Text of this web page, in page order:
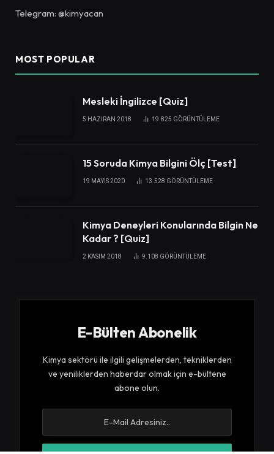
Telegram: @kimyacan
MOST POPULAR
Mesleki İngilizce [Quiz]
5 HAZIRAN 2018 19.825 GÖRÜNTÜLEME
15 Soruda Kimya Bilgini Ölç [Test]
19 MAYIS 2020 13.528 GÖRÜNTÜLEME
Kimya Deneyleri Konularında Bilgin Ne
Kadar ? [Quiz]
2 KASIM 2018 9.108 GÖRÜNTÜLEME
E-Bülten Abonelik
Kimya sektörü ile ilgili gelişmelerden, tekniklerden
ve yeniliklerden haberdar olmak için e-bültene
abone olun.